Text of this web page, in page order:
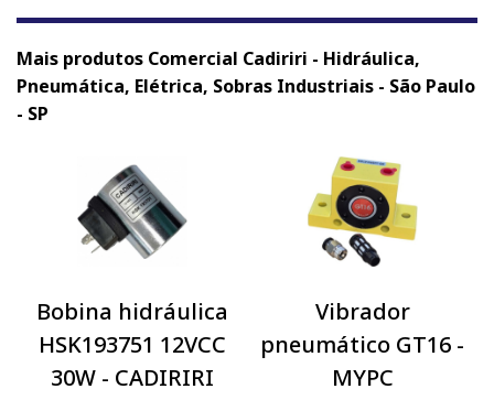
Mais produtos Comercial Cadiriri - Hidráulica,
Pneumática, Elétrica, Sobras Industriais - São Paulo
- SP
Bobina hidráulica
HSK193751 12VCC
30W - CADIRIRI
Vibrador
pneumático GT16 -
MYPC